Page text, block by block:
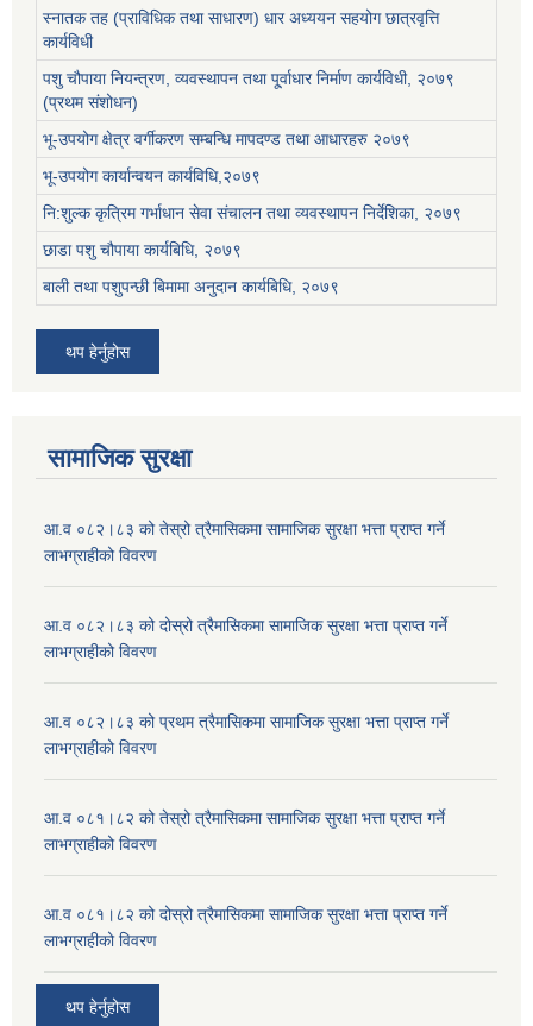
स्नातक तह (प्राविधिक तथा साधारण) धार अध्ययन सहयोग छात्रवृत्ति
कार्यविधी
पशु चौपाया नियन्त्रण, व्यवस्थापन तथा पू्र्वाधार निर्माण कार्यविधी, २०७९
(प्रथम संशोधन)
भू-उपयोग क्षेत्र वर्गीकरण सम्बन्धि मापदण्ड तथा आधारहरु २०७९
भू-उपयोग कार्यान्वयन कार्यविधि,२०७९
नि:शुल्क कृत्रिम गर्भाधान सेवा संचालन तथा व्यवस्थापन निर्देशिका, २०७९
छाडा पशु चौपाया कार्यबिधि, २०७९
बाली तथा पशुपन्छी बिमामा अनुदान कार्यबिधि, २०७९
थप हेर्नुहोस
सामाजिक सुरक्षा
आ.व ०८२।८३ को तेस्रो त्रैमासिकमा सामाजिक सुरक्षा भत्ता प्राप्त गर्ने
लाभग्राहीको विवरण
आ.व ०८२।८३ को दोस्रो त्रैमासिकमा सामाजिक सुरक्षा भत्ता प्राप्त गर्ने
लाभग्राहीको विवरण
आ.व ०८२।८३ को प्रथम त्रैमासिकमा सामाजिक सुरक्षा भत्ता प्राप्त गर्ने
लाभग्राहीको विवरण
आ.व ०८१।८२ को तेस्रो त्रैमासिकमा सामाजिक सुरक्षा भत्ता प्राप्त गर्ने
लाभग्राहीको विवरण
आ.व ०८१।८२ को दोस्रो त्रैमासिकमा सामाजिक सुरक्षा भत्ता प्राप्त गर्ने
लाभग्राहीको विवरण
थप हेर्नुहोस